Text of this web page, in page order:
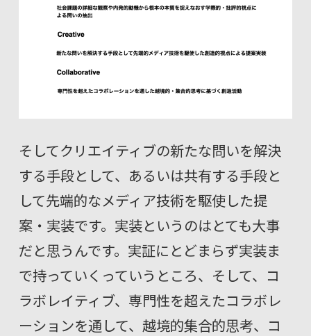
そしてクリエイティブの新たな問いを解決
する手段として、あるいは共有する手段と
して先端的なメディア技術を駆使した提
案・実装です。実装というのはとても大事
だと思うんです。実証にとどまらず実装ま
で持っていくっていうところ、そして、コ
ラボレイティブ、専門性を超えたコラボレ
ーションを通して、越境的集合的思考、コ